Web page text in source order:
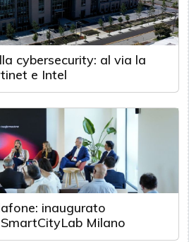
cybersecurity: al via la
e Intel
inaugurato
Milano